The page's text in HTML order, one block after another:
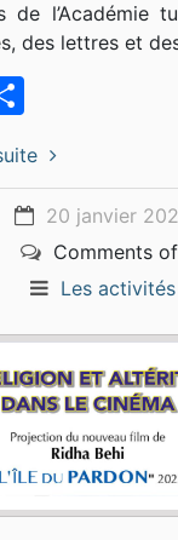
de l’Académie
des lettres et
20 janvier
Comments
Les activités